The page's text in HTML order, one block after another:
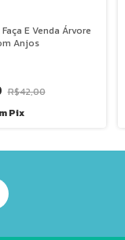
E Venda Árvore
Anjos
R$42,00
Pix